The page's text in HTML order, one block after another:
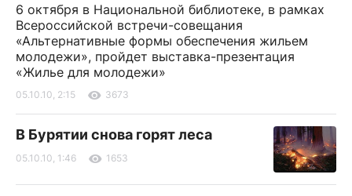
6 октября в Национальной библиотеке, в рамках
Всероссийской встречи-совещания
«Альтернативные формы обеспечения жильем
молодежи», пройдет выставка-презентация
«Жилье для молодежи»
05.10.10, 2:15 3673
В Бурятии снова горят леса
05.10.10, 1:46 1653